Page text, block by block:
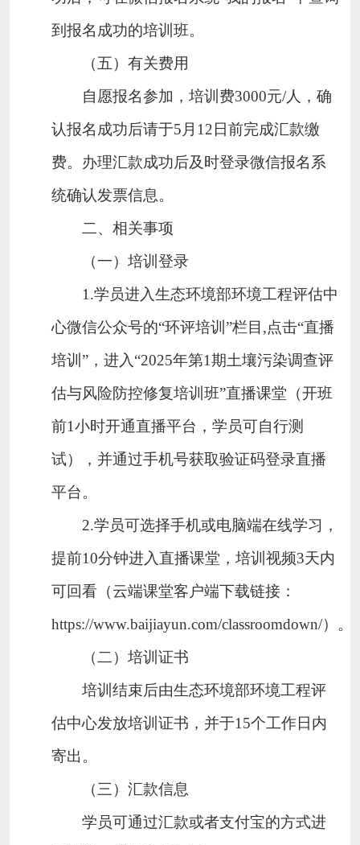
到报名成功的培训班。
（五）有关费用
自愿报名参加，培训费3000元/人，确
认报名成功后请于5 月 12日前完成汇款缴
费。办理汇款成功后及时登录微信报名系
统确认发票信息。
二、相关事项
（一）培训登录
1 .学员进入生态环境部环境工程评估中
心微信公众号的“环评培训”栏目 ,点击“直播
培训 ”，进入“2025年第1期土壤污染调查评
估与风险防控修复培训班”直播课堂（开班
前1小时开通直播平台，学员可自行测
试），并通过手机号获取验证码登录直播
平台。
2.学员可选择手机或电脑端在线学习，
提前10分钟进入直播课堂，培训视频3天内
可回看（云端课堂客户端下载链接：
https://www.baijiayun.com/classroomdown/）。
（二）培训证书
培训结束后由生态环境部环境工程评
估中心发放培训证书，并于15个工作日内
寄出。
（三）汇款信息
学员可通过汇款或者支付宝的方式进